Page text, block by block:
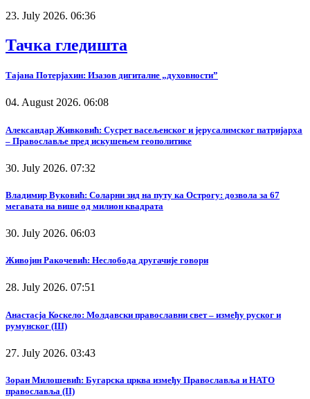
23. July 2026. 06:36
Тачка гледишта
Тајана Потерјахин: Изазов дигиталне „духовности”
04. August 2026. 06:08
Александар Живковић: Сусрет васељенског и јерусалимског патријарха
– Православље пред искушењем геополитике
30. July 2026. 07:32
Владимир Вуковић: Соларни зид на путу ка Острогу: дозвола за 67
мегавата на више од милион квадрата
30. July 2026. 06:03
Живојин Ракочевић: Неслобода другачије говори
28. July 2026. 07:51
Анастасја Коскело: Молдавски православни свет – између руског и
румунског (III)
27. July 2026. 03:43
Зоран Милошевић: Бугарска црква између Православља и НАТО
православља (II)